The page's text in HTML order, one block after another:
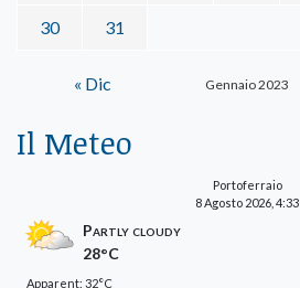
Gennaio 2023
30 31
« Dic
Il Meteo
Portoferraio
8 Agosto 2026, 4:33
Partly cloudy
28°C
Apparent: 32°C